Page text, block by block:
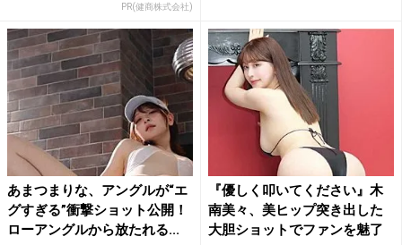
PR(健商株式会社)
あまつまりな、アングルが“エ
グすぎる”衝撃ショット公開！
ローアングルから放たれる...
『優しく叩いてください』木
南美々、美ヒップ突き出した
大胆ショットでファンを魅了